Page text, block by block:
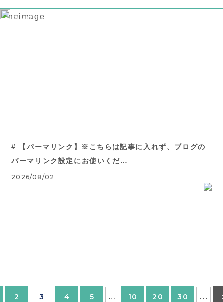
お知らせ その他の症状
# 【パーマリンク】※こちらは記事に入れず、ブログの
パーマリンク設定にお使いくだ…
2026/08/02
2 3 4 5 ... 10 20 30 ...